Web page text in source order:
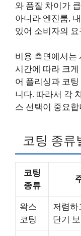
와 품질 차이가
아니라 엔진룸,
있어 소비자의
비용 측면에서는
시간에 따라 크
어 폴리싱과 코
니다. 따라서 각
스 선택이 중요합
코팅 종류
코팅
종류
왁스
코팅
저렴하
단기